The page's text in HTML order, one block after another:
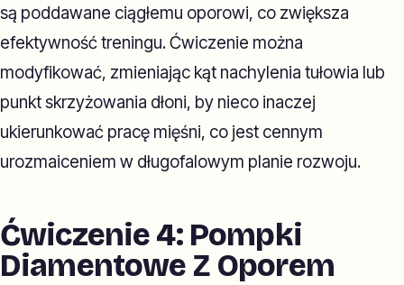
są poddawane ciągłemu oporowi, co zwiększa
efektywność treningu. Ćwiczenie można
modyfikować, zmieniając kąt nachylenia tułowia lub
punkt skrzyżowania dłoni, by nieco inaczej
ukierunkować pracę mięśni, co jest cennym
urozmaiceniem w długofalowym planie rozwoju.
Ćwiczenie 4: Pompki
Diamentowe Z Oporem